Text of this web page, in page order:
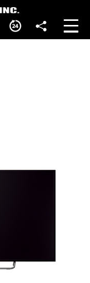
BUSINESS HOURS
FOLLOW US